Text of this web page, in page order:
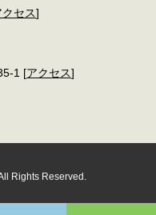
クセス]
1 [アクセス]
Rights Reserved.